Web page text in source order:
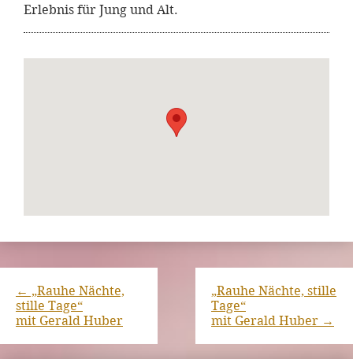
Erlebnis für Jung und Alt.
← „Rauhe Nächte,
stille Tage“
mit Gerald Huber
„Rauhe Nächte, stille
Tage“
mit Gerald Huber →